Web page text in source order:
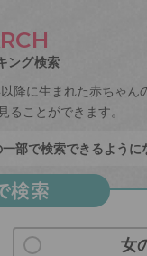
ング検索
降に生まれた赤ちゃん
ことができます。
部で検索できるように
検索
女